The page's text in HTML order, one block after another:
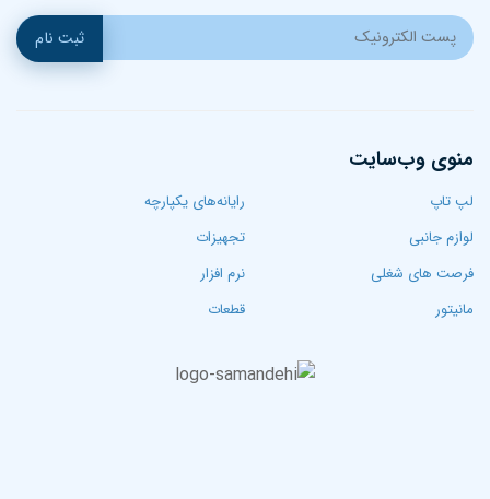
ثبت نام
منوی وب‌سایت
لپ تاپ‌
رایانه‌های یکپارچه
لوازم جانبی
تجهیزات
فرصت های شغلی
نرم افزار
مانیتور
قطعات